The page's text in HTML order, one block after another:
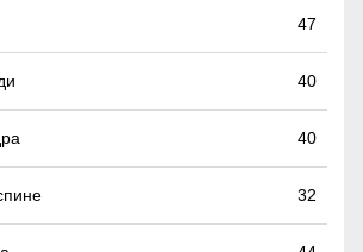
47
40
40
32